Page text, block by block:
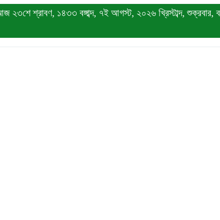
২৩শে শ্রাবণ, ১৪৩৩ বঙ্গাব্দ, ৭ই আগস্ট, ২০২৬ খ্রিস্টাব্দ, শুক্রবার,